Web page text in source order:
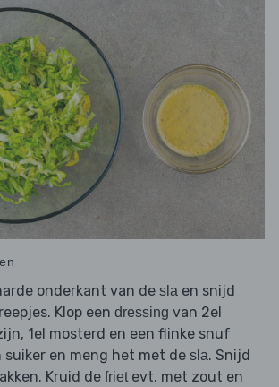
onderkant van de sla en snijd
Klop een dressing van 2el
1el mosterd en een flinke snuf
suiker en meng het met de sla. Snijd
Kruid de frietevt. met zout en